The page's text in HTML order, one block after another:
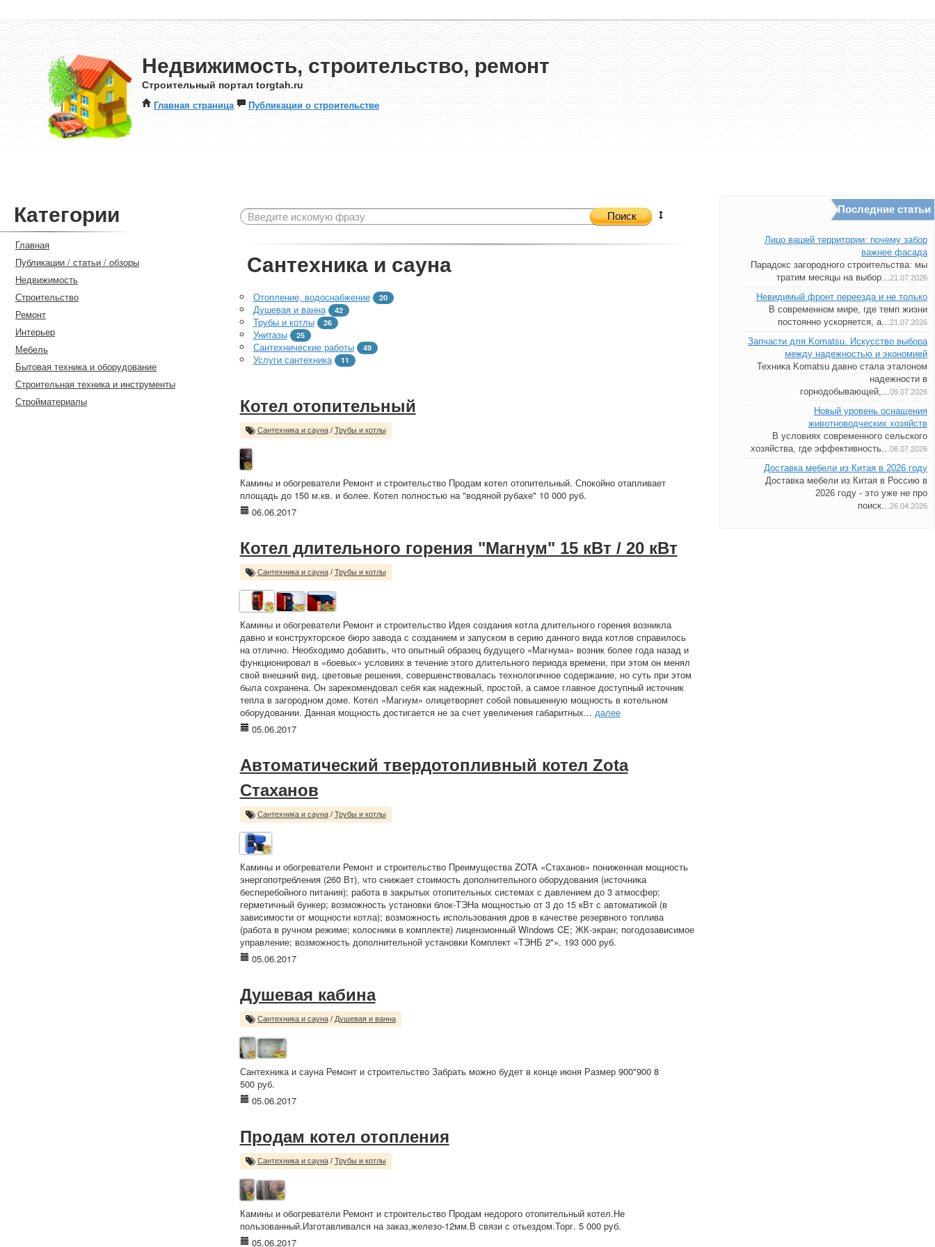
Недвижимость, строительство, ремонт
Строительный портал torgtah.ru
Главная страница Публикации о строительстве
Категории
Главная
Публикации / статьи / обзоры
Недвижимость
Строительство
Ремонт
Интерьер
Мебель
Бытовая техника и оборудование
Строительная техника и инструменты
Стройматериалы
Поиск
Сантехника и сауна
Отопление, водоснабжение 20
Душевая и ванна 42
Трубы и котлы 26
Унитазы 25
Сантехнические работы 49
Услуги сантехника 11
Котел отопительный
Сантехника и сауна/ Трубы и котлы
Камины и обогреватели Ремонт и строительство Продам котел отопительный. Спокойно отапливает
площадь до 150 м.кв. и более. Котел полностью на "водяной рубахе" 10 000 руб.
06.06.2017
Котел длительного горения "Магнум" 15 кВт / 20 кВт
Сантехника и сауна/ Трубы и котлы
Камины и обогреватели Ремонт и строительство Идея создания котла длительного горения возникла
давно и конструкторское бюро завода с созданием и запуском в серию данного вида котлов справилось
на отлично. Необходимо добавить, что опытный образец будущего «Магнума» возник более года назад и
функционировал в «боевых» условиях в течение этого длительного периода времени, при этом он менял
свой внешний вид, цветовые решения, совершенствовалась технологичное содержание, но суть при этом
была сохранена. Он зарекомендовал себя как надежный, простой, а самое главное доступный источник
тепла в загородном доме. Котел «Магнум» олицетворяет собой повышенную мощность в котельном
оборудовании. Данная мощность достигается не за счет увеличения габаритных... далее
05.06.2017
Автоматический твердотопливный котел Zota
Стаханов
Сантехника и сауна/ Трубы и котлы
Камины и обогреватели Ремонт и строительство Преимущества ZOTA «Стаханов» пониженная мощность
энергопотребления (260 Вт), что снижает стоимость дополнительного оборудования (источника
бесперебойного питания); работа в закрытых отопительных системах с давлением до 3 атмосфер;
герметичный бункер; возможность установки блок-ТЭНа мощностью от 3 до 15 кВт с автоматикой (в
зависимости от мощности котла); возможность использования дров в качестве резервного топлива
(работа в ручном режиме; колосники в комплекте) лицензионный Windows CE; ЖК-экран; погодозависимое
управление; ​возможность дополнительной установки Комплект «ТЭНБ 2"». 193 000 руб.
05.06.2017
Душевая кабина
Сантехника и сауна/ Душевая и ванна
Сантехника и сауна Ремонт и строительство Забрать можно будет в конце июня Размер 900"900 8
500 руб.
05.06.2017
Продам котел отопления
Сантехника и сауна/ Трубы и котлы
Камины и обогреватели Ремонт и строительство Продам недорого отопительный котел.Не
пользованный.Изготавливался на заказ,железо-12мм.В связи с отьездом.Торг. 5 000 руб.
05.06.2017
Последние статьи
Лицо вашей территории: почему забор
важнее фасада
Парадокс загородного строительства: мы
тратим месяцы на выбор...21.07.2026
Невидимый фронт переезда и не только
В современном мире, где темп жизни
постоянно ускоряется, а...21.07.2026
Запчасти для Komatsu. Искусство выбора
между надежностью и экономией
Техника Komatsu давно стала эталоном
надежности в
горнодобывающей,...09.07.2026
Новый уровень оснащения
животноводческих хозяйств
В условиях современного сельского
хозяйства, где эффективность...06.07.2026
Доставка мебели из Китая в 2026 году
Доставка мебели из Китая в Россию в
2026 году - это уже не про
поиск...26.04.2026